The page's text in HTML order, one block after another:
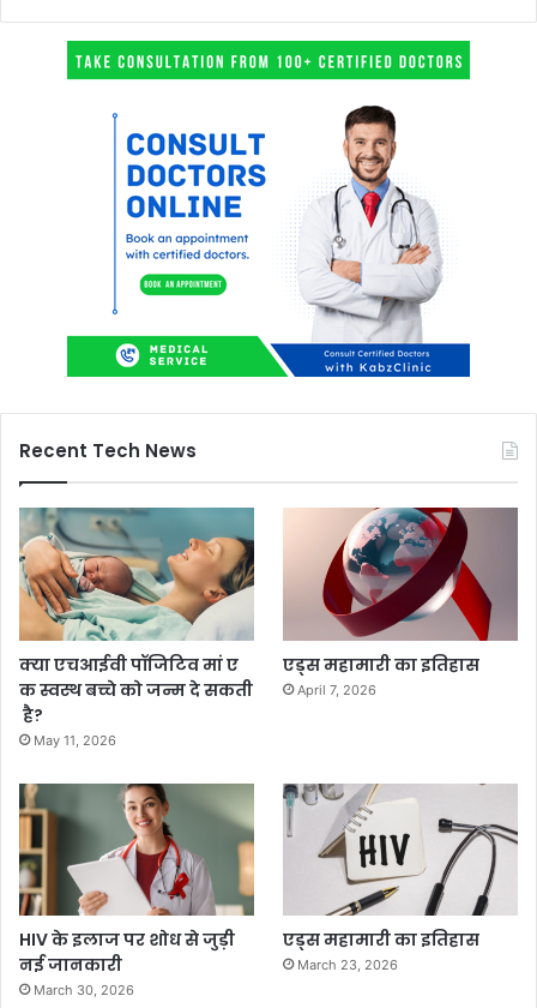
Recent Tech News
क्या एचआईवी पॉजिटिव मां ए
क स्वस्थ बच्चे को जन्म दे सकती
है?
May 11, 2026
एड्स महामारी का इतिहास
April 7, 2026
HIV के इलाज पर शोध से जुड़ी
नई जानकारी
March 30, 2026
एड्स महामारी का इतिहास
March 23, 2026